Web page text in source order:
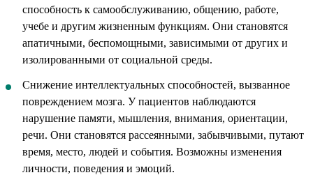
способность к самообслуживанию, общению, работе,
учебе и другим жизненным функциям. Они становятся
апатичными, беспомощными, зависимыми от других и
изолированными от социальной среды.
Снижение интеллектуальных способностей, вызванное
повреждением мозга. У пациентов наблюдаются
нарушение памяти, мышления, внимания, ориентации,
речи. Они становятся рассеянными, забывчивыми, путают
время, место, людей и события. Возможны изменения
личности, поведения и эмоций.